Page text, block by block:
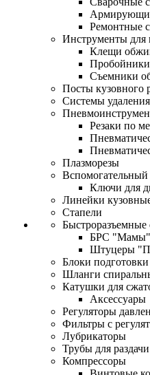
Ремонтные
Инструменты для
Клещи
Пробойники
Съемники
Посты кузовного
Системы
Резаки по
Плазморезы
Ключи для
Линейки
Стапели
Быстроразъемные
БРС "Мамы"
Штуцеры
Блоки подготовки
Шланги
Катушки для
Аксессуары
Регуляторы
Фильтры с
Лубрикаторы
Трубы для
Компрессоры